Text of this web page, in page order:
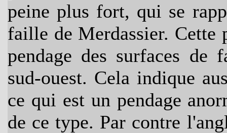
peine plus fort, qui se
faille de Merdassier. Cette
pendage des surfaces
sud-ouest. Cela indique
ce qui est un pendage
de ce type. Par contre